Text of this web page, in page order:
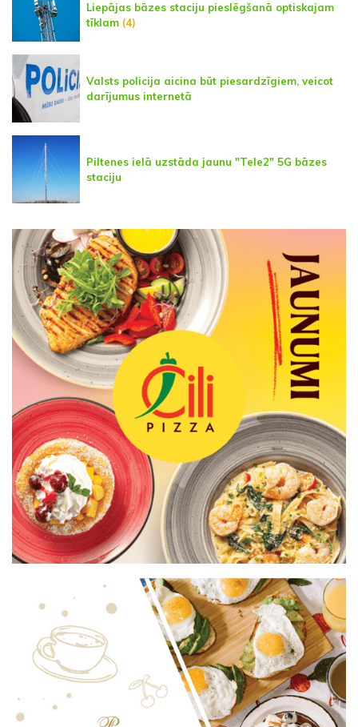
Liepājas bāzes staciju pieslēgšanā optiskajam
tīklam (4)
Valsts policija aicina būt piesardzīgiem, veicot
darījumus internetā
Piltenes ielā uzstāda jaunu "Tele2" 5G bāzes
staciju